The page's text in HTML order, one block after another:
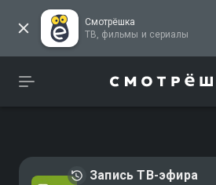
Смотрёшка
ТВ, фильмы и сериалы
Запись ТВ-эфира